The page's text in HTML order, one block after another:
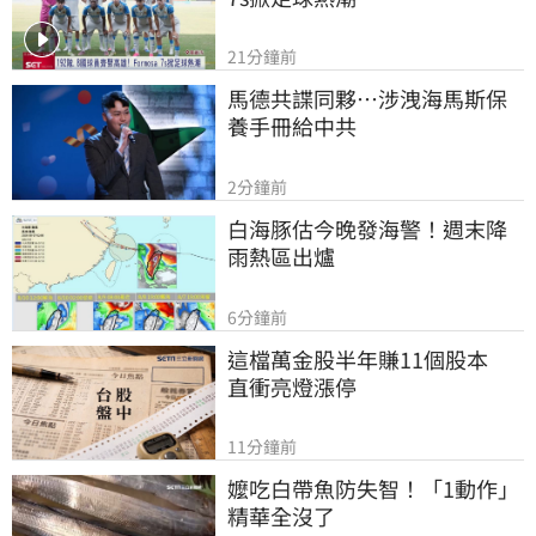
21分鐘前
馬德共諜同夥…涉洩海馬斯保
養手冊給中共
2分鐘前
白海豚估今晚發海警！週末降
雨熱區出爐
6分鐘前
這檔萬金股半年賺11個股本
直衝亮燈漲停
11分鐘前
嬤吃白帶魚防失智！「1動作」
精華全沒了